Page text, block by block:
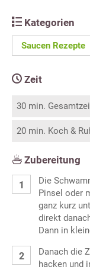
Kategorien
Saucen Rezepte
Zeit
30 min.
20 min. Koch &
Zubereitung
Die
Pinsel oder
ganz kurz
direkt
Dann in
Danach die
hacken und